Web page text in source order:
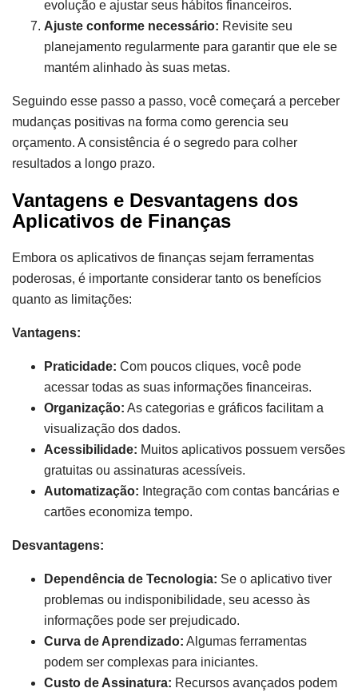
evolução e ajustar seus hábitos financeiros.
Ajuste conforme necessário: Revisite seu
planejamento regularmente para garantir que ele se
mantém alinhado às suas metas.
Seguindo esse passo a passo, você começará a perceber
mudanças positivas na forma como gerencia seu
orçamento. A consistência é o segredo para colher
resultados a longo prazo.
Vantagens e Desvantagens dos
Aplicativos de Finanças
Embora os aplicativos de finanças sejam ferramentas
poderosas, é importante considerar tanto os benefícios
quanto as limitações:
Vantagens:
Praticidade: Com poucos cliques, você pode
acessar todas as suas informações financeiras.
Organização: As categorias e gráficos facilitam a
visualização dos dados.
Acessibilidade: Muitos aplicativos possuem versões
gratuitas ou assinaturas acessíveis.
Automatização: Integração com contas bancárias e
cartões economiza tempo.
Desvantagens:
Dependência de Tecnologia: Se o aplicativo tiver
problemas ou indisponibilidade, seu acesso às
informações pode ser prejudicado.
Curva de Aprendizado: Algumas ferramentas
podem ser complexas para iniciantes.
Custo de Assinatura: Recursos avançados podem